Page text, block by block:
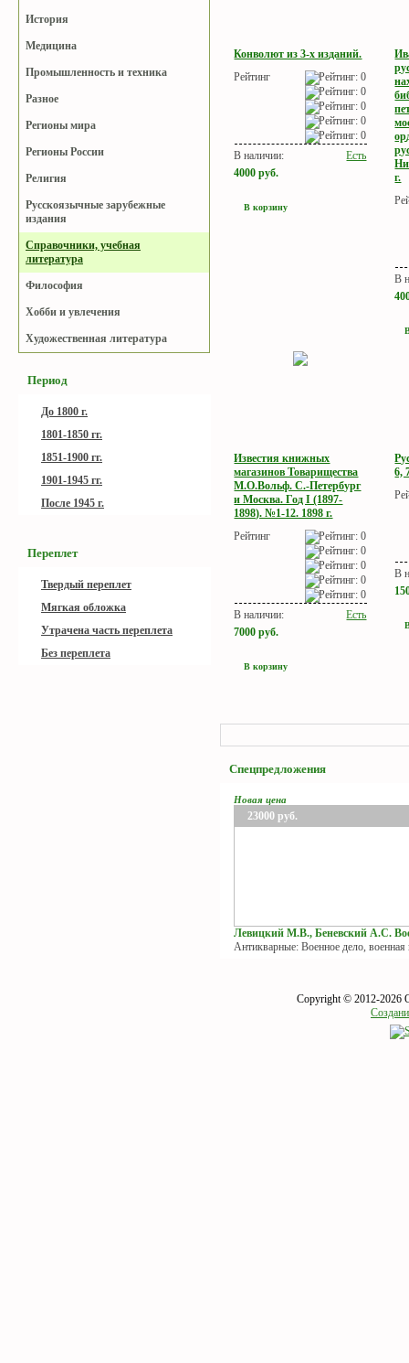
История
Медицина
Промышленность и техника
Разное
Регионы мира
Регионы России
Религия
Русскоязычные зарубежные
издания
Справочники, учебная
литература
Философия
Хобби и увлечения
Художественная литература
Период
До 1800 г.
1801-1850 гг.
1851-1900 гг.
1901-1945 гг.
После 1945 г.
Переплет
Твердый переплет
Мягкая обложка
Утрачена часть переплета
Без переплета
Конволют из 3-х изданий.
Рейтинг
В наличии:
Есть
4000руб.
В корзину
г.
В
Известия книжных
магазинов Товарищества
М.О.Вольф. С.-Петербург
и Москва. Год I (1897-
1898). №1-12. 1898 г.
Рейтинг
В наличии:
Есть
7000руб.
В корзину
6,
В
Спецпредложения
Новая цена
23000 руб.
Левицкий М.В., Беневский А.С.
Антикварные: Военное дело, военная
Copyright © 2012-2026